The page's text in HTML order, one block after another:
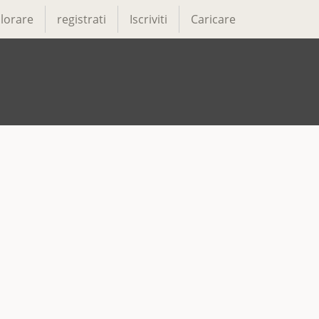
registrati Iscriviti Caricare